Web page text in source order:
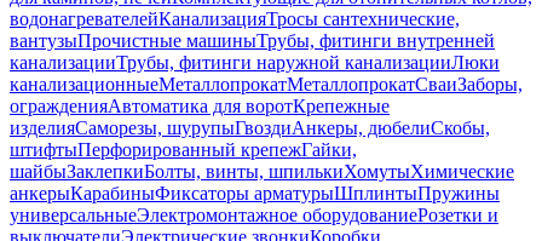
водонагревателейКанализацияТросы сантехнические,
вантузыПрочистные машиныТрубы, фитинги внутренней
канализацииТрубы, фитинги наружной канализацииЛюки
канализационныеМеталлопрокатМеталлопрокатСваиЗаборы,
огражденияАвтоматика для воротКрепежные
изделияСаморезы, шурупыГвоздиАнкеры, дюбелиСкобы,
штифтыПерфорированный крепежГайки,
шайбыЗаклепкиБолты, винты, шпилькиХомутыХимические
анкерыКарабиныФиксаторы арматурыШплинтыПружины
универсальныеЭлектромонтажное оборудованиеРозетки и
выключателиЭлектрические звонкиКоробки